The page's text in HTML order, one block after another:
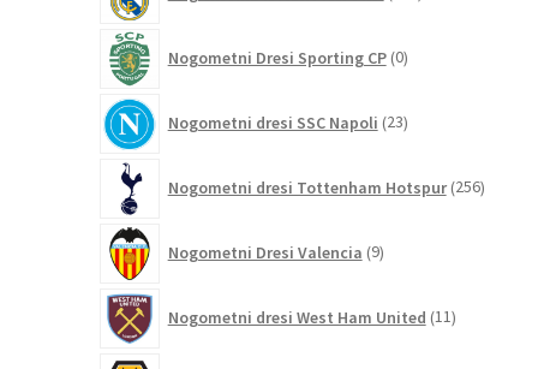
Nogometni Dresi Sporting CP 0izdelkov
Nogometni dresi SSC Napoli 23izdelkov
Nogometni dresi Tottenham Hotspur 256
Nogometni Dresi Valencia 9izdelkov
Nogometni dresi West Ham United 11izdelkov